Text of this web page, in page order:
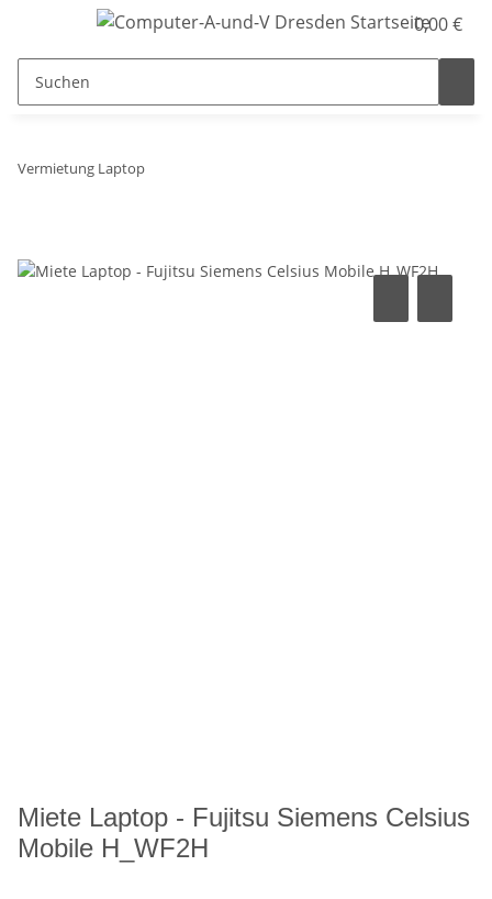
0,00 €
Vermietung Laptop
Miete Laptop - Fujitsu Siemens Celsius
Mobile H_WF2H